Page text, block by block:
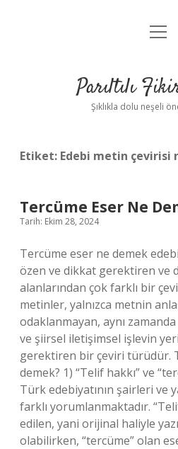
Anasayfa
Yasal
Parıltılı
Şıklıkla dolu neşeli
Etiket: Edebi metin çevirisi
Tercüme Eser Ne
Tarih: Ekim 28, 2024
Tercüme eser ne demek
özen ve dikkat gerektiren ve
alanlarından çok farklı bir
metinler, yalnızca metnin
odaklanmayan, aynı
ve şiirsel iletişimsel işlevin
gerektiren bir çeviri türüdür.
demek? 1) “Telif hakkı” ve
Türk edebiyatının şairleri ve
farklı yorumlanmaktadır.
edilen, yani orijinal haliyle
olabilirken, “tercüme” olan